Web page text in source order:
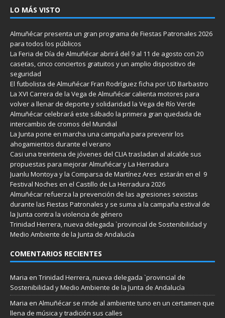
LO MÁS VISTO
Almuñécar presenta un gran programa de Fiestas Patronales 2026
para todos los públicos
La Feria de Día de Almuñécar abrirá del 9 al 11 de agosto con 20
casetas, cinco conciertos gratuitos y un amplio dispositivo de
seguridad
El futbolista de Almuñécar Fran Rodríguez ficha por UD Barbastro
La XVI Carrera de la Vega de Almuñécar calienta motores para
volver a llenar de deporte y solidaridad la Vega de Río Verde
Almuñécar celebrará este sábado la primera gran quedada de
intercambio de cromos del Mundial
La Junta pone en marcha una campaña para prevenir los
ahogamientos durante el verano
Casi una treintena de jóvenes del CLIA trasladan al alcalde sus
propuestas para mejorar Almuñécar y La Herradura
Juanlu Montoya y la Comparsa de Martínez Ares estarán en el 9
Festival Noches en el Castillo de La Herradura 2026
Almuñécar refuerza la prevención de las agresiones sexistas
durante las Fiestas Patronales y se suma a la campaña estival de
la Junta contra la violencia de género
Trinidad Herrera, nueva delegada `provincial de Sostenibilidad y
Medio Ambiente de la Junta de Andalucía
COMENTARIOS RECIENTES
Maria en Trinidad Herrera, nueva delegada `provincial de
Sostenibilidad y Medio Ambiente de la Junta de Andalucía
Maria en Almuñécar se rinde al ambiente tuno en un certamen que
llena de música y tradición sus calles